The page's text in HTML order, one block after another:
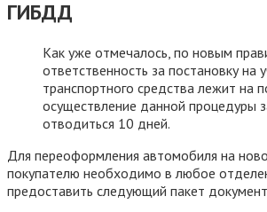
ГИБДД
Как уже отмечалось, по новым
ответственность за постановку на
транспортного средства лежит на
осуществление данной процедуры
отводиться 10 дней.
Для переоформления автомобиля на
покупателю необходимо в любое
предоставить следующий пакет